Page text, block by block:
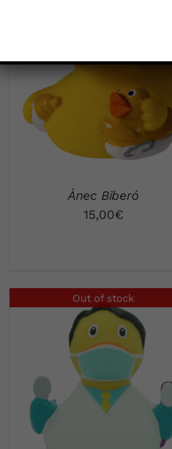
VISTA RÁPIDA
Ànec Biberó
15,00€
Out of stock
VISTA RÁPIDA